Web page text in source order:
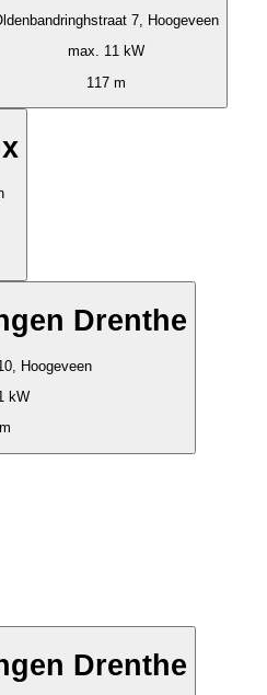
7, Hoogeveen
max. 11 kW
117 m
Drenthe
Hoogeveen
kW
Drenthe